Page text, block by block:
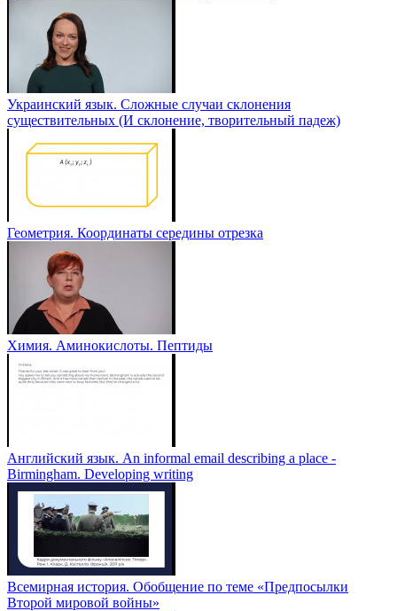
Украинский язык. Сложные случаи склонения
существительных (И склонение, творительный падеж)
Геометрия. Координаты середины отрезка
Химия. Аминокислоты. Пептиды
Английский язык. An informal email describing a place -
Birmingham. Developing writing
Всемирная история. Обобщение по теме «Предпосылки
Второй мировой войны»